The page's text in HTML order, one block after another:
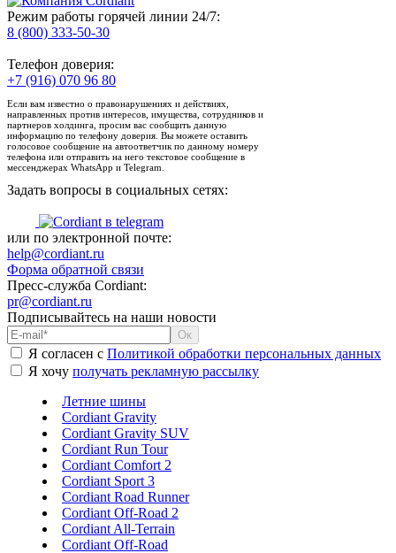
Режим работы горячей линии 24/7:
8 (800) 333-50-30
Телефон доверия:
+7 (916) 070 96 80
Если вам известно о правонарушениях и действиях,
направленных против интересов, имущества, сотрудников и
партнеров холдинга, просим вас сообщить данную
информацию по телефону доверия. Вы можете оставить
голосовое сообщение на автоответчик по данному номеру
телефона или отправить на него текстовое сообщение в
мессенджерах WhatsApp и Telegram.
Задать вопросы в социальных сетях:
или по электронной почте:
help@cordiant.ru
Форма обратной связи
Пресс-служба Cordiant:
pr@cordiant.ru
Подписывайтесь на наши новости
Я согласен с Политикой обработки персональных данных
Я хочу получать рекламную рассылку
Летние шины
Cordiant Gravity
Cordiant Gravity SUV
Cordiant Run Tour
Cordiant Comfort 2
Cordiant Sport 3
Cordiant Road Runner
Cordiant Off-Road 2
Cordiant All-Terrain
Cordiant Off-Road